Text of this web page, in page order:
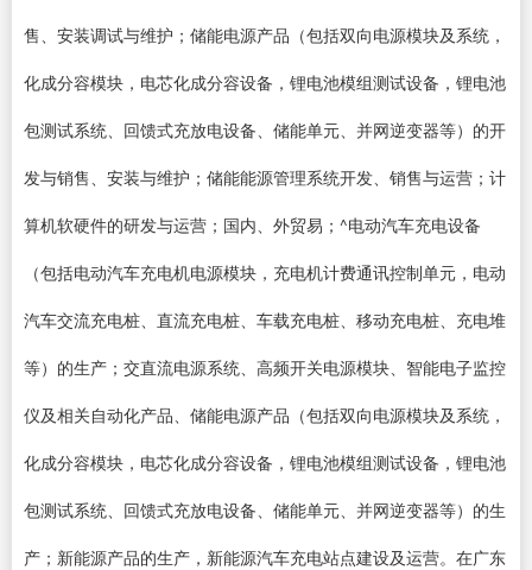
售、安装调试与维护；储能电源产品（包括双向电源模块及系统，
化成分容模块，电芯化成分容设备，锂电池模组测试设备，锂电池
包测试系统、回馈式充放电设备、储能单元、并网逆变器等）的开
发与销售、安装与维护；储能能源管理系统开发、销售与运营；计
算机软硬件的研发与运营；国内、外贸易；^电动汽车充电设备
（包括电动汽车充电机电源模块，充电机计费通讯控制单元，电动
汽车交流充电桩、直流充电桩、车载充电桩、移动充电桩、充电堆
等）的生产；交直流电源系统、高频开关电源模块、智能电子监控
仪及相关自动化产品、储能电源产品（包括双向电源模块及系统，
化成分容模块，电芯化成分容设备，锂电池模组测试设备，锂电池
包测试系统、回馈式充放电设备、储能单元、并网逆变器等）的生
产；新能源产品的生产，新能源汽车充电站点建设及运营。在广东